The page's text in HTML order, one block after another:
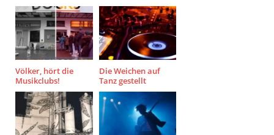
Völker, hört die
Musikclubs!
Die Weichen auf
Tanz gestellt